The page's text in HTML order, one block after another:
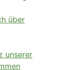
zum 2.
–
Gespräche
im